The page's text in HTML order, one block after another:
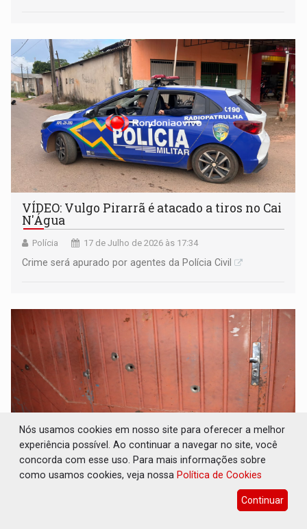
VÍDEO: Vulgo Pirarrã é atacado a tiros no Cai
N'Água
Polícia 17 de Julho de 2026 às 17:34
Crime será apurado por agentes da Polícia Civil
ATAQUE: Residência é alvo de atentado a
Nós usamos cookies em nosso site para oferecer a melhor
experiência possível. Ao continuar a navegar no site, você
concorda com esse uso. Para mais informações sobre
como usamos cookies, veja nossa Política de Cookies
Continuar